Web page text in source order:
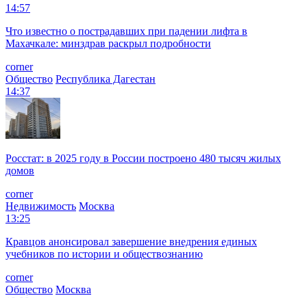
14:57
Что известно о пострадавших при падении лифта в
Махачкале: минздрав раскрыл подробности
corner
Общество Республика Дагестан
14:37
Росстат: в 2025 году в России построено 480 тысяч жилых
домов
corner
Недвижимость Москва
13:25
Кравцов анонсировал завершение внедрения единых
учебников по истории и обществознанию
corner
Общество Москва